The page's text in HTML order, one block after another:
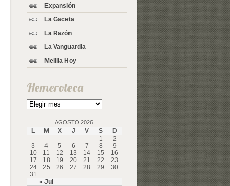
Expansión
La Gaceta
La Razón
La Vanguardia
Melilla Hoy
Hemeroteca
Hemeroteca
AGOSTO 2026
L M X J V S D
« Jul
1
2
3
4 5 6 7 8
9
10
11 12 13 14 15
16
17
18 19 20 21 22
23
24
25 26 27 28 29
30
31